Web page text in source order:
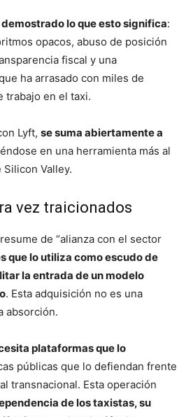
lo que esto significa:
opacos, abuso de posición
fiscal y una
ha arrasado con miles de
trabajo en el taxi.
Lyft, se suma abiertamente a
en una herramienta más al
Valley.
vez traicionados
de “alianza con el sector
que lo utiliza como escudo de
la entrada de un modelo
. Esta adquisición no es una
absorción.
plataformas que lo
públicas que lo defiendan frente
transnacional. Esta operación
de los taxistas, su